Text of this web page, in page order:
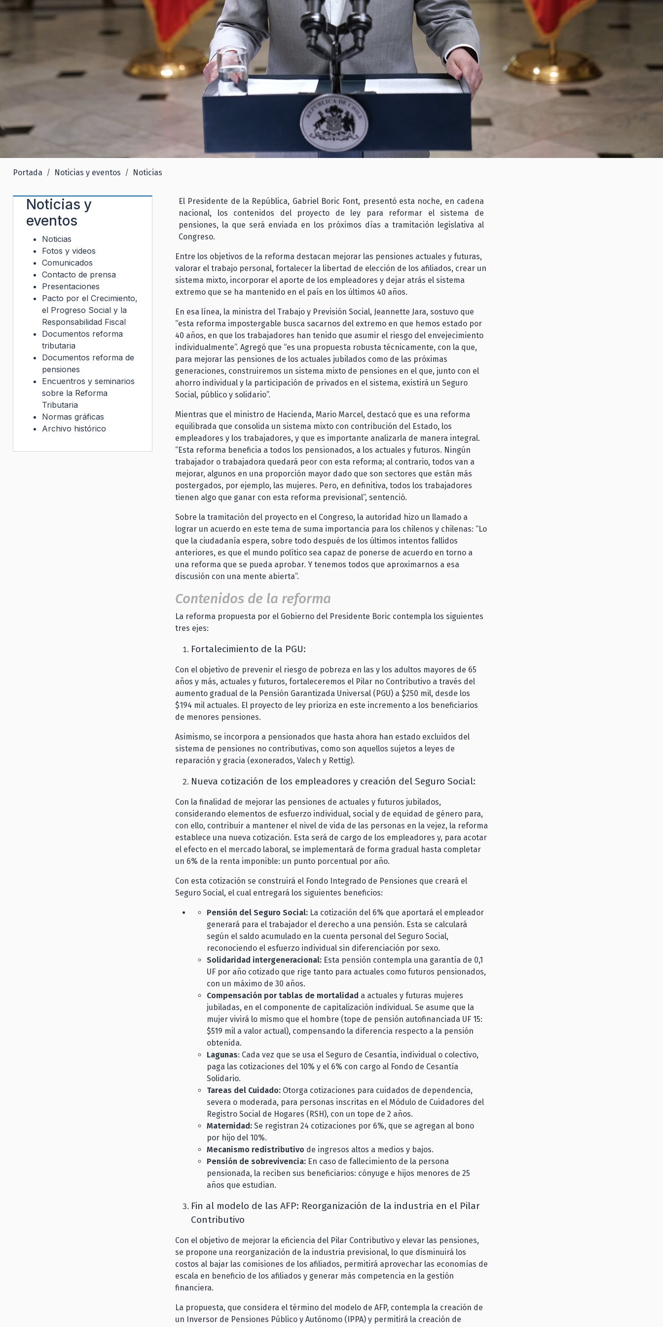
Portada Noticias y eventos Noticias
El Presidente de la República, Gabriel Boric Font, presentó esta noche, en cadena
nacional, los contenidos del proyecto de ley para reformar el sistema de
pensiones, la que será enviada en los próximos días a tramitación legislativa al
Congreso.
Entre los objetivos de la reforma destacan mejorar las pensiones actuales y futuras,
valorar el trabajo personal, fortalecer la libertad de elección de los afiliados, crear un
sistema mixto, incorporar el aporte de los empleadores y dejar atrás el sistema
extremo que se ha mantenido en el país en los últimos 40 años.
En esa línea, la ministra del Trabajo y Previsión Social, Jeannette Jara, sostuvo que
“esta reforma impostergable busca sacarnos del extremo en que hemos estado por
40 años, en que los trabajadores han tenido que asumir el riesgo del envejecimiento
individualmente”. Agregó que “es una propuesta robusta técnicamente, con la que,
para mejorar las pensiones de los actuales jubilados como de las próximas
generaciones, construiremos un sistema mixto de pensiones en el que, junto con el
ahorro individual y la participación de privados en el sistema, existirá un Seguro
Social, público y solidario”.
Mientras que el ministro de Hacienda, Mario Marcel, destacó que es una reforma
equilibrada que consolida un sistema mixto con contribución del Estado, los
empleadores y los trabajadores, y que es importante analizarla de manera integral.
“Esta reforma beneficia a todos los pensionados, a los actuales y futuros. Ningún
trabajador o trabajadora quedará peor con esta reforma; al contrario, todos van a
mejorar, algunos en una proporción mayor dado que son sectores que están más
postergados, por ejemplo, las mujeres. Pero, en definitiva, todos los trabajadores
tienen algo que ganar con esta reforma previsional”, sentenció.
Sobre la tramitación del proyecto en el Congreso, la autoridad hizo un llamado a
lograr un acuerdo en este tema de suma importancia para los chilenos y chilenas: “Lo
que la ciudadanía espera, sobre todo después de los últimos intentos fallidos
anteriores, es que el mundo político sea capaz de ponerse de acuerdo en torno a
una reforma que se pueda aprobar. Y tenemos todos que aproximarnos a esa
discusión con una mente abierta”.
Contenidos de la reforma
La reforma propuesta por el Gobierno del Presidente Boric contempla los siguientes
tres ejes:
Fortalecimiento de la PGU:
Con el objetivo de prevenir el riesgo de pobreza en las y los adultos mayores de 65
años y más, actuales y futuros, fortaleceremos el Pilar no Contributivo a través del
aumento gradual de la Pensión Garantizada Universal (PGU) a $250 mil, desde los
$194 mil actuales. El proyecto de ley prioriza en este incremento a los beneficiarios
de menores pensiones.
Asimismo, se incorpora a pensionados que hasta ahora han estado excluidos del
sistema de pensiones no contributivas, como son aquellos sujetos a leyes de
reparación y gracia (exonerados, Valech y Rettig).
Nueva cotización de los empleadores y creación del Seguro Social:
Con la finalidad de mejorar las pensiones de actuales y futuros jubilados,
considerando elementos de esfuerzo individual, social y de equidad de género para,
con ello, contribuir a mantener el nivel de vida de las personas en la vejez, la reforma
establece una nueva cotización. Esta será de cargo de los empleadores y, para acotar
el efecto en el mercado laboral, se implementará de forma gradual hasta completar
un 6% de la renta imponible: un punto porcentual por año.
Con esta cotización se construirá el Fondo Integrado de Pensiones que creará el
Seguro Social, el cual entregará los siguientes beneficios:
Pensión del Seguro Social: La cotización del 6% que aportará el empleador
generará para el trabajador el derecho a una pensión. Esta se calculará
según el saldo acumulado en la cuenta personal del Seguro Social,
reconociendo el esfuerzo individual sin diferenciación por sexo.
Solidaridad intergeneracional: Esta pensión contempla una garantía de 0,1
UF por año cotizado que rige tanto para actuales como futuros pensionados,
con un máximo de 30 años.
Compensación por tablas de mortalidad a actuales y futuras mujeres
jubiladas, en el componente de capitalización individual. Se asume que la
mujer vivirá lo mismo que el hombre (tope de pensión autofinanciada UF 15:
$519 mil a valor actual), compensando la diferencia respecto a la pensión
obtenida.
Lagunas: Cada vez que se usa el Seguro de Cesantía, individual o colectivo,
paga las cotizaciones del 10% y el 6% con cargo al Fondo de Cesantía
Solidario.
Tareas del Cuidado: Otorga cotizaciones para cuidados de dependencia,
severa o moderada, para personas inscritas en el Módulo de Cuidadores del
Registro Social de Hogares (RSH), con un tope de 2 años.
Maternidad: Se registran 24 cotizaciones por 6%, que se agregan al bono
por hijo del 10%.
Mecanismo redistributivo de ingresos altos a medios y bajos.
Pensión de sobrevivencia: En caso de fallecimiento de la persona
pensionada, la reciben sus beneficiarios: cónyuge e hijos menores de 25
años que estudian.
Fin al modelo de las AFP: Reorganización de la industria en el Pilar
Contributivo
Con el objetivo de mejorar la eficiencia del Pilar Contributivo y elevar las pensiones,
se propone una reorganización de la industria previsional, lo que disminuirá los
costos al bajar las comisiones de los afiliados, permitirá aprovechar las economías de
escala en beneficio de los afiliados y generar más competencia en la gestión
financiera.
La propuesta, que considera el término del modelo de AFP, contempla la creación de
un Inversor de Pensiones Público y Autónomo (IPPA) y permitirá la creación de
Noticias y
eventos
Noticias
Fotos y videos
Comunicados
Contacto de prensa
Presentaciones
Pacto por el Crecimiento,
el Progreso Social y la
Responsabilidad Fiscal
Documentos reforma
tributaria
Documentos reforma de
pensiones
Encuentros y seminarios
sobre la Reforma
Tributaria
Normas gráficas
Archivo histórico